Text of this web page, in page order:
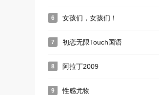
6 女孩们，女孩们！
7 初恋无限Touch国语
8 阿拉丁2009
9 性感尤物